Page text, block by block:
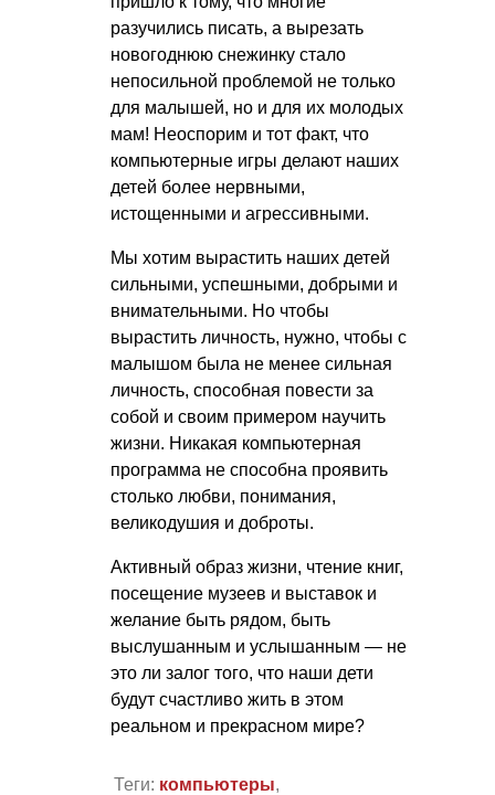
разучились писать, а вырезать
новогоднюю снежинку стало
непосильной проблемой не только
для малышей, но и для их молодых
мам! Неоспорим и тот факт, что
компьютерные игры делают наших
детей более нервными,
истощенными и агрессивными.
Мы хотим вырастить наших детей
сильными, успешными, добрыми и
внимательными. Но чтобы
вырастить личность, нужно, чтобы с
малышом была не менее сильная
личность, способная повести за
собой и своим примером научить
жизни. Никакая компьютерная
программа не способна проявить
столько любви, понимания,
великодушия и доброты.
Активный образ жизни, чтение книг,
посещение музеев и выставок и
желание быть рядом, быть
выслушанным и услышанным — не
это ли залог того, что наши дети
будут счастливо жить в этом
реальном и прекрасном мире?
Теги: компьютеры,